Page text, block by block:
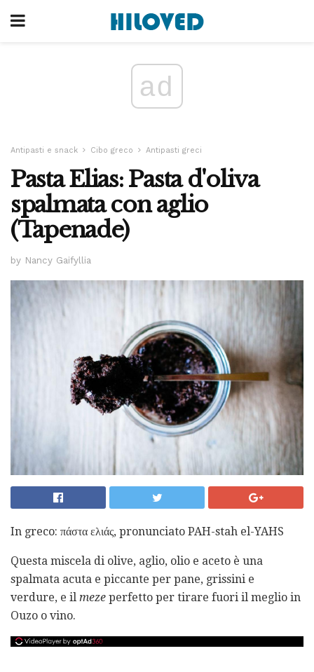
ad
Antipasti e snack Cibo greco Antipasti greci
Pasta Elias: Pasta d'oliva
spalmata con aglio
(Tapenade)
by Nancy Gaifyllia
In greco: πάστα ελιάς, pronunciato PAH-stah el-YAHS
Questa miscela di olive, aglio, olio e aceto è una
spalmata acuta e piccante per pane, grissini e
verdure, e il meze perfetto per tirare fuori il meglio in
Ouzo o vino.